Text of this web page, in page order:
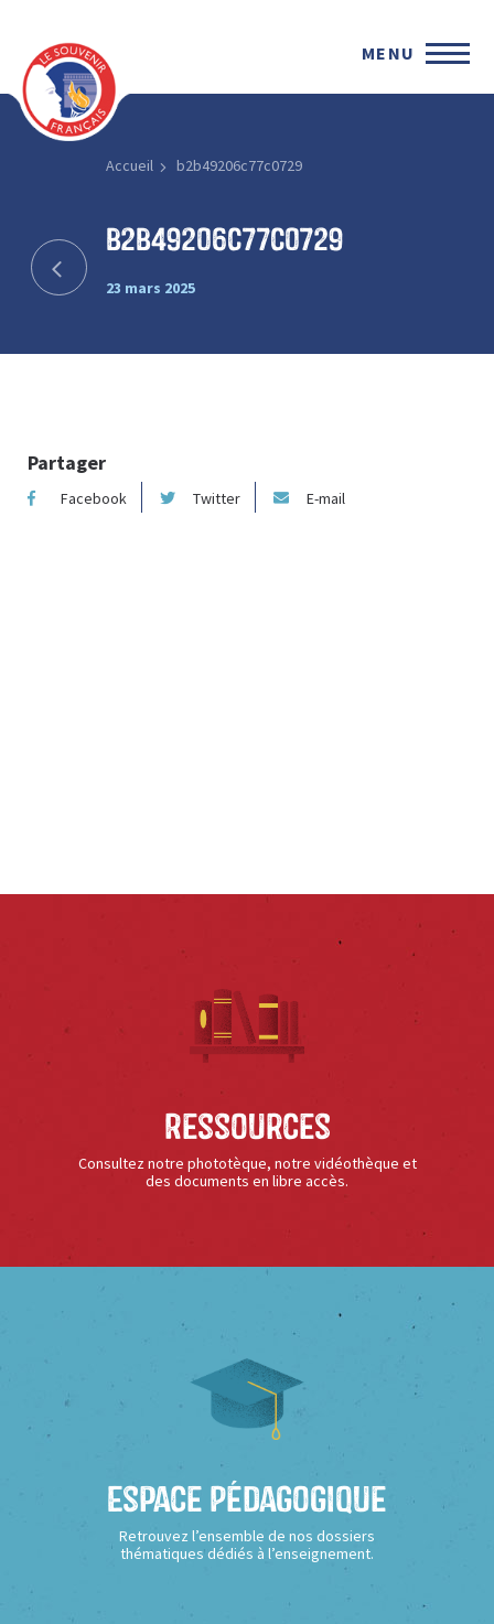
MENU
Accueil b2b49206c77c0729
b2b49206c77c0729
23 mars 2025
Partager
Facebook Twitter E-mail
Ressources
Consultez notre phototèque, notre vidéothèque et
des documents en libre accès.
Espace Pédagogique
Retrouvez l’ensemble de nos dossiers
thématiques dédiés à l’enseignement.